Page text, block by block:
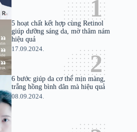
5 hoạt chất kết hợp cùng Retinol
giúp dưỡng sáng da, mờ thâm nám
hiệu quả
17.09.2024.
6 bước giúp da cơ thể mịn màng,
trắng hồng bình dân mà hiệu quả
08.09.2024.